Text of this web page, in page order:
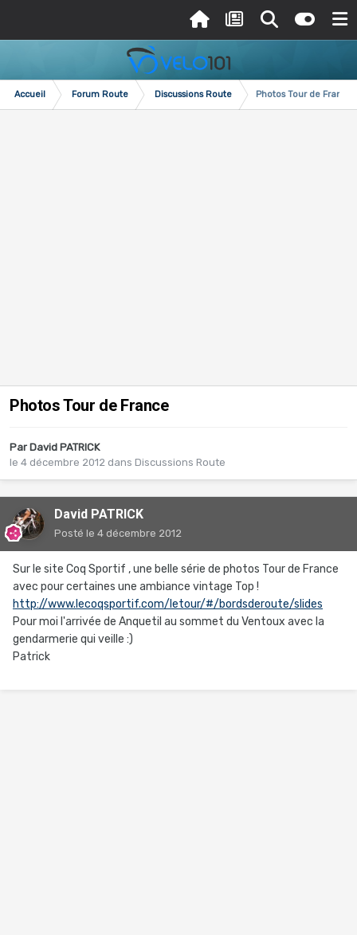
Accueil Forum Route Discussions Route Photos Tour de France
Photos Tour de France
Par David PATRICK
le 4 décembre 2012 dans Discussions Route
David PATRICK
Posté le 4 décembre 2012
Sur le site Coq Sportif , une belle série de photos Tour de France
avec pour certaines une ambiance vintage Top !
http://www.lecoqsportif.com/letour/#/bordsderoute/slides
Pour moi l'arrivée de Anquetil au sommet du Ventoux avec la
gendarmerie qui veille :)
Patrick